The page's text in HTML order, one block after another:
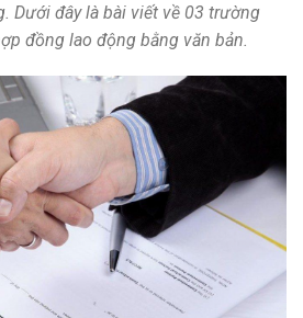
Dưới đây là bài viết về 03 trường
đồng lao động bằng văn bản.